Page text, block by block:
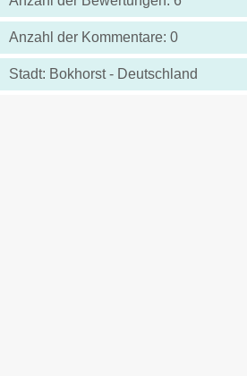
Anzahl der Kommentare: 0
Stadt: Bokhorst - Deutschland